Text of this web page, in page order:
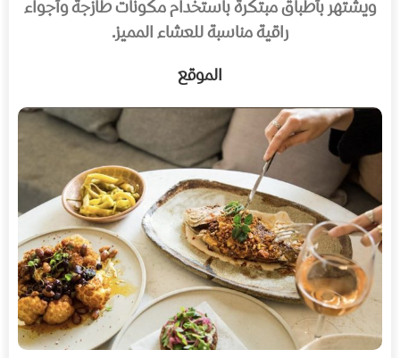
ويشتهر بأطباق مبتكرة باستخدام مكونات طازجة وأجواء
راقية مناسبة للعشاء المميز.
الموقع